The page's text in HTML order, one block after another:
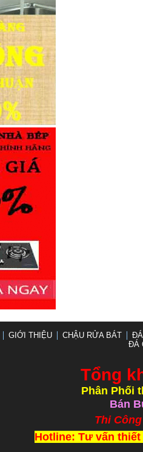
GIỚI THIỆU CHẬU RỬA BÁT
ĐÁ
Tổng
Phân Phối
Bán
Thi Công và Lắp
Hotline: Tư vấn